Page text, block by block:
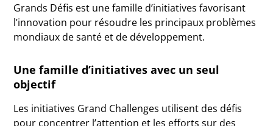
Grands Défis est une famille d’initiatives favorisant
l’innovation pour résoudre les principaux problèmes
mondiaux de santé et de développement.
Une famille d’initiatives avec un seul
objectif
Les initiatives Grand Challenges utilisent des défis
pour concentrer l’attention et les efforts sur des